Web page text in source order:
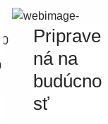
Priprave
ná na
budúcno
sť